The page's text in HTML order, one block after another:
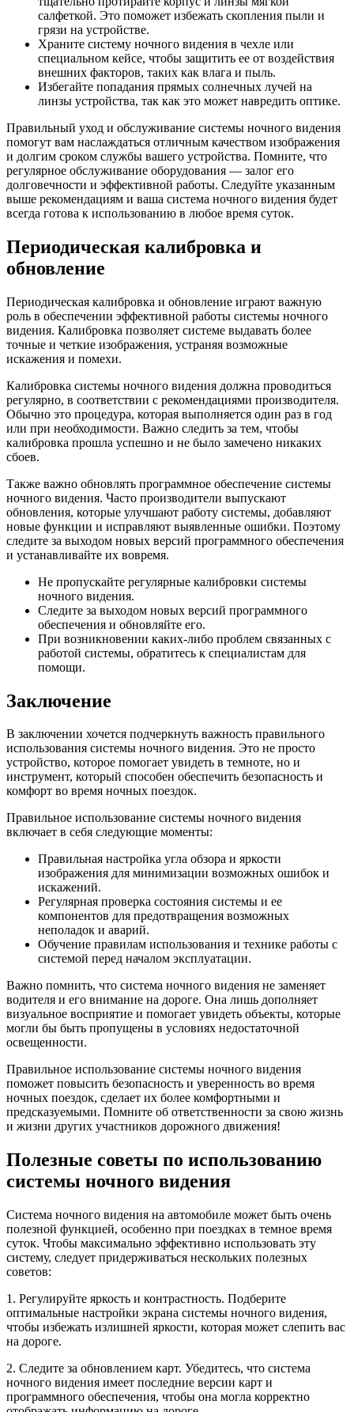
салфеткой. Это поможет избежать скопления пыли и
грязи на устройстве.
Храните систему ночного видения в чехле или
специальном кейсе, чтобы защитить ее от воздействия
внешних факторов, таких как влага и пыль.
Избегайте попадания прямых солнечных лучей на
линзы устройства, так как это может навредить оптике.
Правильный уход и обслуживание системы ночного видения
помогут вам наслаждаться отличным качеством изображения
и долгим сроком службы вашего устройства. Помните, что
регулярное обслуживание оборудования — залог его
долговечности и эффективной работы. Следуйте указанным
выше рекомендациям и ваша система ночного видения будет
всегда готова к использованию в любое время суток.
Периодическая калибровка и
обновление
Периодическая калибровка и обновление играют важную
роль в обеспечении эффективной работы системы ночного
видения. Калибровка позволяет системе выдавать более
точные и четкие изображения, устраняя возможные
искажения и помехи.
Калибровка системы ночного видения должна проводиться
регулярно, в соответствии с рекомендациями производителя.
Обычно это процедура, которая выполняется один раз в год
или при необходимости. Важно следить за тем, чтобы
калибровка прошла успешно и не было замечено никаких
сбоев.
Также важно обновлять программное обеспечение системы
ночного видения. Часто производители выпускают
обновления, которые улучшают работу системы, добавляют
новые функции и исправляют выявленные ошибки. Поэтому
следите за выходом новых версий программного обеспечения
и устанавливайте их вовремя.
Не пропускайте регулярные калибровки системы
ночного видения.
Следите за выходом новых версий программного
обеспечения и обновляйте его.
При возникновении каких-либо проблем связанных с
работой системы, обратитесь к специалистам для
помощи.
Заключение
В заключении хочется подчеркнуть важность правильного
использования системы ночного видения. Это не просто
устройство, которое помогает увидеть в темноте, но и
инструмент, который способен обеспечить безопасность и
комфорт во время ночных поездок.
Правильное использование системы ночного видения
включает в себя следующие моменты:
Правильная настройка угла обзора и яркости
изображения для минимизации возможных ошибок и
искажений.
Регулярная проверка состояния системы и ее
компонентов для предотвращения возможных
неполадок и аварий.
Обучение правилам использования и технике работы с
системой перед началом эксплуатации.
Важно помнить, что система ночного видения не заменяет
водителя и его внимание на дороге. Она лишь дополняет
визуальное восприятие и помогает увидеть объекты, которые
могли бы быть пропущены в условиях недостаточной
освещенности.
Правильное использование системы ночного видения
поможет повысить безопасность и уверенность во время
ночных поездок, сделает их более комфортными и
предсказуемыми. Помните об ответственности за свою жизнь
и жизни других участников дорожного движения!
Полезные советы по использованию
системы ночного видения
Система ночного видения на автомобиле может быть очень
полезной функцией, особенно при поездках в темное время
суток. Чтобы максимально эффективно использовать эту
систему, следует придерживаться нескольких полезных
советов:
1. Регулируйте яркость и контрастность. Подберите
оптимальные настройки экрана системы ночного видения,
чтобы избежать излишней яркости, которая может слепить вас
на дороге.
2. Следите за обновлением карт. Убедитесь, что система
ночного видения имеет последние версии карт и
программного обеспечения, чтобы она могла корректно